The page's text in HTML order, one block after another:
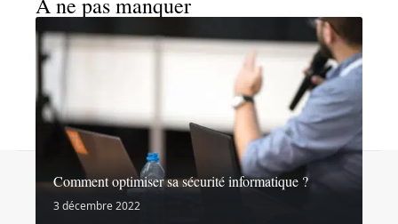
Comment optimiser sa sécurité informatique ?
3 décembre 2022© 2026 | noslibertes.org
Mentions légales Sitemap